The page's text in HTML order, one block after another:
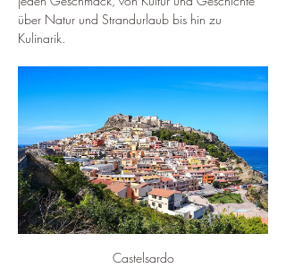
über Natur und Strandurlaub bis hin zu
Kulinarik.
Castelsardo